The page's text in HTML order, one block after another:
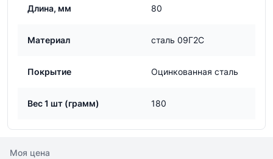
Длина, мм 80
Материал сталь 09Г2С
Покрытие Оцинкованная сталь
Вес 1 шт (грамм) 180
Моя цена